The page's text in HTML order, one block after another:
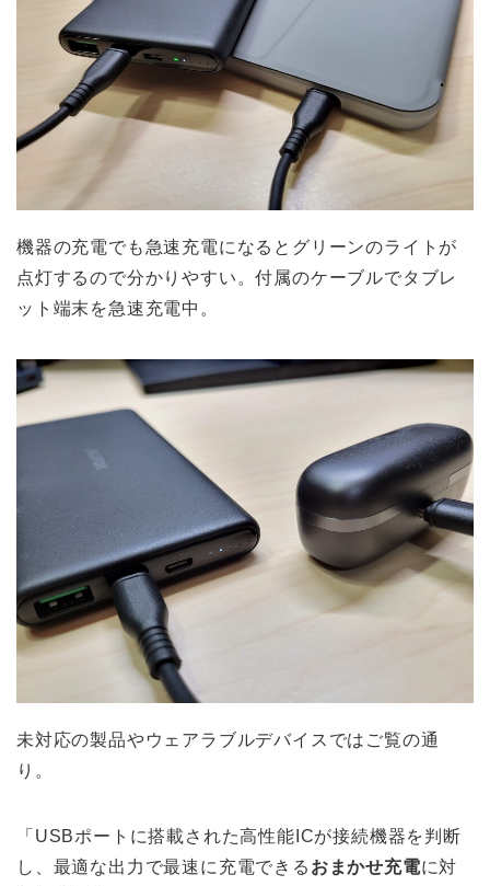
機器の充電でも急速充電になるとグリーンのライトが
点灯するので分かりやすい。付属のケーブルでタブレ
ット端末を急速充電中。
未対応の製品やウェアラブルデバイスではご覧の通
り。
「USBポートに搭載された高性能ICが接続機器を判断
し、最適な出力で最速に充電できる おまかせ充電に対